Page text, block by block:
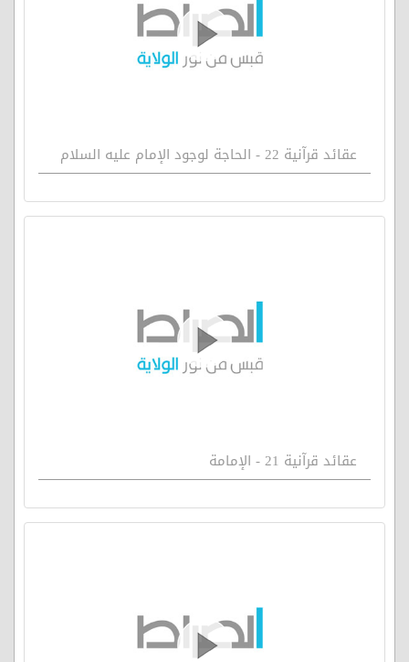
عقائد قرآنية 22 - الحاجة لوجود الإمام عليه السلام
عقائد قرآنية 21 - الإمامة